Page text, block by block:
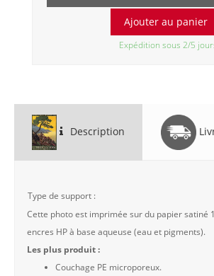
Expédition sous 2/5
Description
Type de support :
Cette photo est imprimée sur du papier satiné
encres HP à base aqueuse (eau et pigments).
Les plus produit :
Couchage PE microporeux.